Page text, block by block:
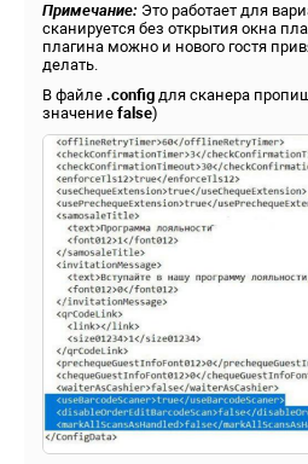
Примечание: Это работает для
сканируется без открытия окна
плагина можно и нового гостя
делать.
В файле .config для сканера
значение false)